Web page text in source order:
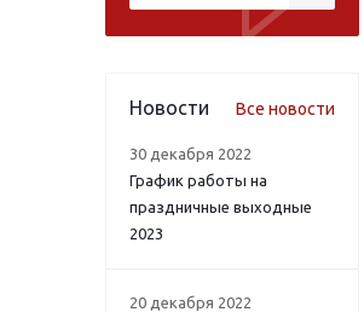
Новости Все новости
30 декабря 2022
График работы на
праздничные выходные
2023
20 декабря 2022